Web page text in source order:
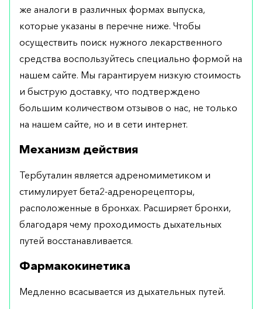
же аналоги в различных формах выпуска,
которые указаны в перечне ниже. Чтобы
осуществить поиск нужного лекарственного
средства воспользуйтесь специально формой на
нашем сайте. Мы гарантируем низкую стоимость
и быструю доставку, что подтверждено
большим количеством отзывов о нас, не только
на нашем сайте, но и в сети интернет.
Механизм действия
Тербуталин является адреномиметиком и
стимулирует бета2-адренорецепторы,
расположенные в бронхах. Расширяет бронхи,
благодаря чему проходимость дыхательных
путей восстанавливается.
Фармакокинетика
Медленно всасывается из дыхательных путей.